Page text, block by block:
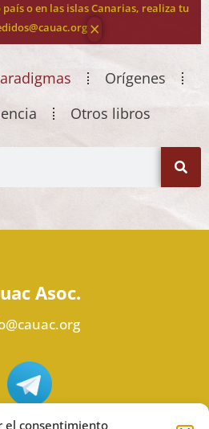
el consentimiento
o en las islas Canarias, realiza tu
×
Orígenes
Otros libros
Asoc.
en Telegram